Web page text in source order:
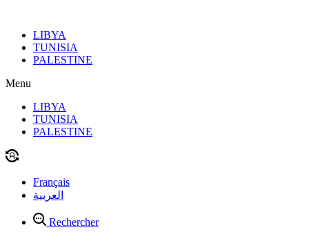
contenuLIBYA
TUNISIA
PALESTINE
Menu
LIBYA
TUNISIA
PALESTINE
Français
العربية
Rechercher